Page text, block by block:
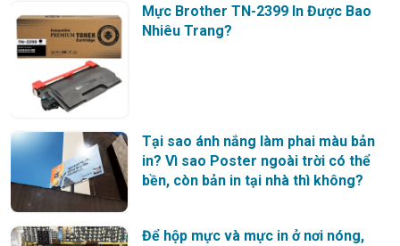
Mực Brother TN-2399 In Được Bao
Nhiêu Trang?
Tại sao ánh nắng làm phai màu bản
in? Vì sao Poster ngoài trời có thể
bền, còn bản in tại nhà thì không?
Để hộp mực và mực in ở nơi nóng,